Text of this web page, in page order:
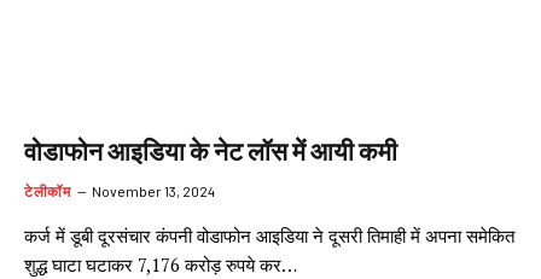
वोडाफोन आइडिया के नेट लॉस में आयी कमी
टेलीकॉम November 13, 2024
कर्ज में डूबी दूरसंचार कंपनी वोडाफोन आइडिया ने दूसरी तिमाही में अपना समेकित
शुद्ध घाटा घटाकर 7,176 करोड़ रुपये कर…